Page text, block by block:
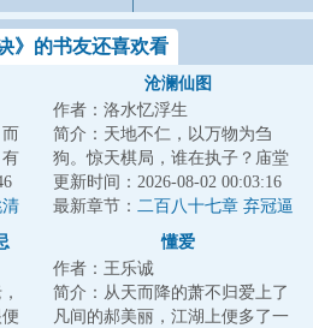
》的书友还喜欢看
沧澜仙图
作者：洛水忆浮生
简介：天地不仁，以万物为刍
狗。惊天棋局，谁在执子？庙堂
与江湖、热血与阴谋、爱情与背
叛、血海深仇与儿...
更新时间：2026-08-02 00:03:16
最新章节： 二百八十七章 弃冠逼
懂爱
作者：王乐诚
简介：从天而降的萧不归爱上了
凡间的郝美丽，江湖上便多了一